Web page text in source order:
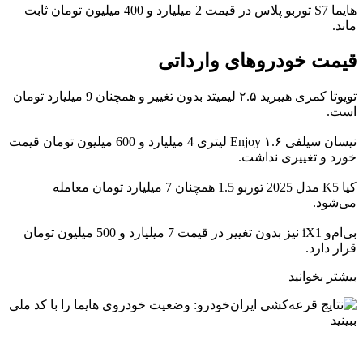
هایما S7 توربو پلاس در قیمت 2 میلیارد و 400 میلیون تومان ثابت
ماند.
قیمت خودروهای وارداتی
تویوتا کمری هیبرید ۲.۵ لیمیتد بدون تغییر و همچنان 9 میلیارد تومان
است.
نیسان سیلفی Enjoy ۱.۶ لیتری 4 میلیارد و 600 میلیون تومان قیمت
خورد و تغییری نداشت.
کیا K5 مدل 2025 توربو 1.5 همچنان 7 میلیارد تومان معامله
می‌شود.
بی‌ام‌و iX1 نیز بدون تغییر در قیمت 7 میلیارد و 500 میلیون تومان
قرار دارد.
بیشتر بخوانید